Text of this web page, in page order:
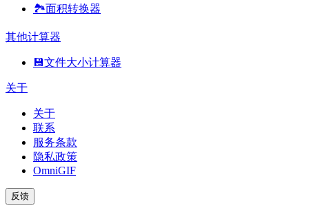
🏞️面积转换器
其他计算器
💾文件大小计算器
关于
关于
联系
服务条款
隐私政策
OmniGIF
反馈